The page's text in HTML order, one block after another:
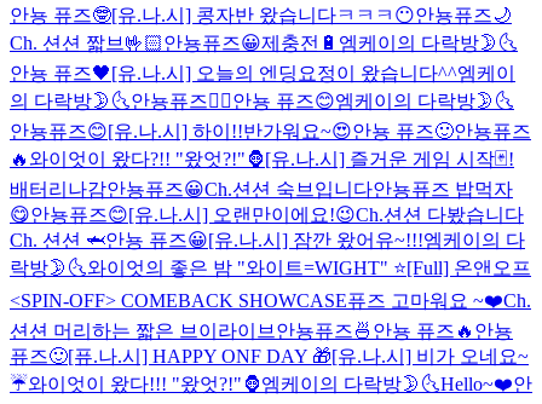
안뇽 퓨즈🤓[유.나.시] 콩자반 왔습니다ㅋㅋㅋ😶안뇽퓨즈🌙
Ch. 션션 짧브🤟🏻안뇽퓨즈😀제충전🔋 엠케이의 다락방🌛🌜
안뇽 퓨즈🖤[유.나.시] 오늘의 엔딩요정이 왔습니다^^엠케이
의 다락방🌛🌜안뇽퓨즈👍🏻안뇽 퓨즈😊엠케이의 다락방🌛🌜
안뇽퓨즈😊[유.나.시] 하이!!반가워요~😍안뇽 퓨즈🙂안뇽퓨즈
🔥와이엇이 왔다?!! "왔엇?!"🦍[유.나.시] 즐거운 게임 시작🃏!
배터리나감안뇽퓨즈😀Ch.션션 숙브입니다안뇽퓨즈 밥먹자
😋안뇽퓨즈😊[유.나.시] 오랜만이에요!😉Ch.션션 다봤습니다
Ch. 션션 🦈안뇽 퓨즈😀[유.나.시] 잠깐 왔어유~!!!엠케이의 다
락방🌛🌜와이엇의 좋은 밤 "와이트=WIGHT" ⭐️[Full] 온앤오프
<SPIN-OFF> COMEBACK SHOWCASE퓨즈 고마워요 ~❤️Ch.
션션 머리하는 짧은 브이라이브 안뇽퓨즈🍜 안뇽 퓨즈🔥 안뇽
퓨즈🙂[퓨.나.시] HAPPY ONF DAY 🎁[유.나.시] 비가 오네요~
☔️와이엇이 왔다!!! "왔엇?!"🦍엠케이의 다락방🌛🌜Hello~❤️안